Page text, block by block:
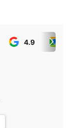
4.9